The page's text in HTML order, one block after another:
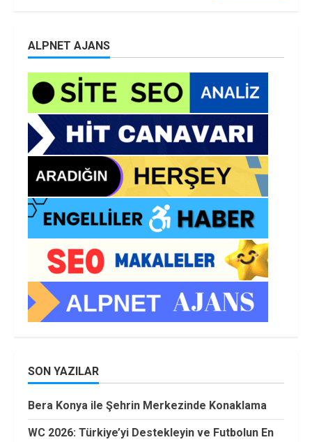
ALPNET AJANS
SON YAZILAR
Bera Konya ile Şehrin Merkezinde Konaklama
WC 2026: Türkiye’yi Destekleyin ve Futbolun En